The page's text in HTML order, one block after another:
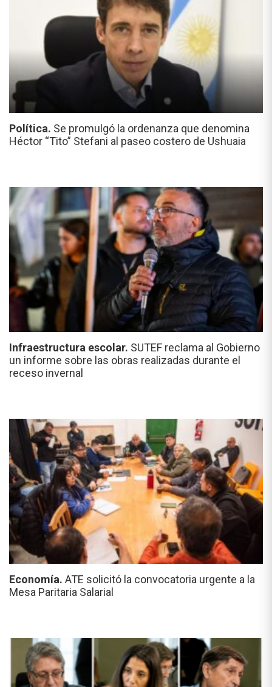
Política. Se promulgó la ordenanza que denomina
Héctor “Tito” Stefani al paseo costero de Ushuaia
Infraestructura escolar. SUTEF reclama al Gobierno
un informe sobre las obras realizadas durante el
receso invernal
Economía. ATE solicitó la convocatoria urgente a la
Mesa Paritaria Salarial